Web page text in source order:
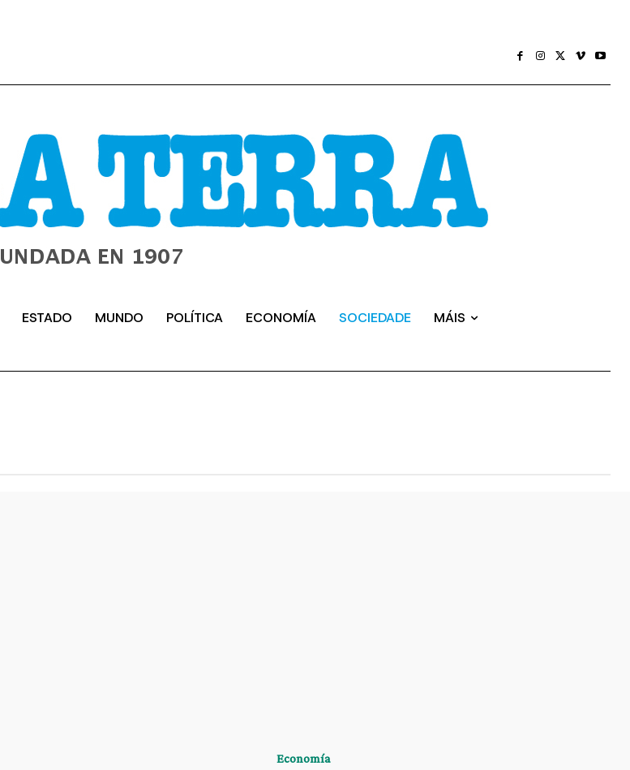
ESTADO MUNDO POLÍTICA ECONOMÍA SOCIEDADE MÁIS
Economía